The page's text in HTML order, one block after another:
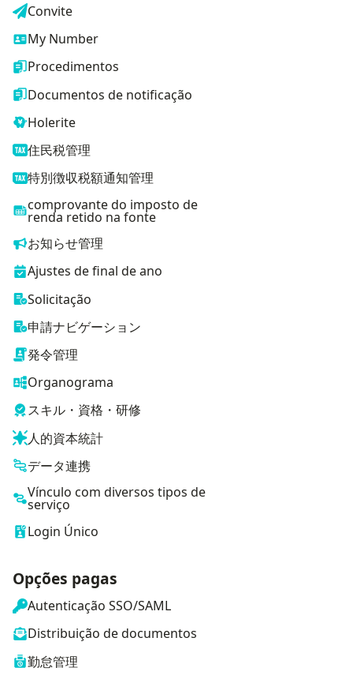
Convite
My Number
Procedimentos
Documentos de notificação
Holerite
住民税管理
特別徴収税額通知管理
comprovante do imposto de
renda retido na fonte
お知らせ管理
Ajustes de final de ano
Solicitação
申請ナビゲーション
発令管理
Organograma
スキル・資格・研修
人的資本統計
データ連携
Vínculo com diversos tipos de
serviço
Login Único
Opções pagas
Autenticação SSO/SAML
Distribuição de documentos
勤怠管理